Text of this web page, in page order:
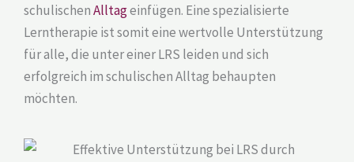
schulischenAlltageinfügen. Eine spezialisierte
Lerntherapie ist somit eine wertvolle Unterstützung
für alle, die unter einer LRS leiden und sich
erfolgreich im schulischen Alltag behaupten
möchten.